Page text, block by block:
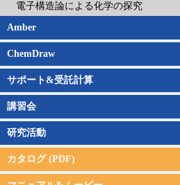
電子構造論による化学の探究
Amber
Amber概要
Amber新機能
日本語チュートリアル
Amber旧バージョン
Amberの価格
ChemDraw
ChemDraw概要
機能一覧
新機能
サポート
購入ガイド
サポート&受託計算
サポートサービス
受託計算サービス
講習会
講習会概要
講習会日程
研究活動
研究活動
カタログ (PDF)
CONFLEX
CONFLEX DOCK
Gaussian&GaussView
Amber
ChemDraw
受託計算
サポート・講習会